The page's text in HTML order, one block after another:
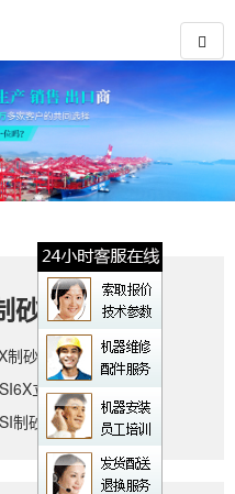
砂设备
制砂机
立轴冲击式破碎机
制砂机